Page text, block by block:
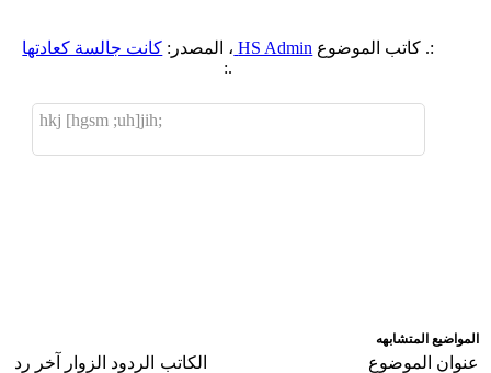
:. كاتب الموضوع HS Admin ، المصدر: كانت جالسة كعادتها
.:
;hkj [hgsm ;uh]jih
المواضيع المتشابهه
عنوان الموضوع الكاتب الردود الزوار
آخر رد